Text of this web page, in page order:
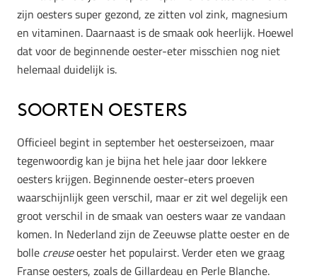
zijn oesters super gezond, ze zitten vol zink, magnesium
en vitaminen. Daarnaast is de smaak ook heerlijk. Hoewel
dat voor de beginnende oester-eter misschien nog niet
helemaal duidelijk is.
Soorten oesters
Officieel begint in september het oesterseizoen, maar
tegenwoordig kan je bijna het hele jaar door lekkere
oesters krijgen. Beginnende oester-eters proeven
waarschijnlijk geen verschil, maar er zit wel degelijk een
groot verschil in de smaak van oesters waar ze vandaan
komen. In Nederland zijn de Zeeuwse platte oester en de
bolle creuseoester het populairst. Verder eten we graag
Franse oesters, zoals de Gillardeau en Perle Blanche.